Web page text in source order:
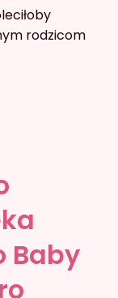
rodzicom
Baby